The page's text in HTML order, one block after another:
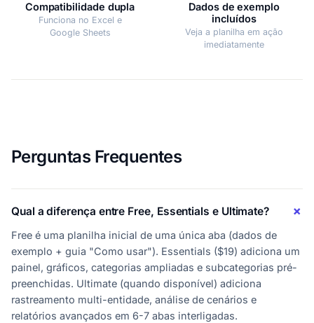
Compatibilidade dupla
Funciona no Excel e
Google Sheets
Dados de exemplo
incluídos
Veja a planilha em ação
imediatamente
Perguntas Frequentes
Qual a diferença entre Free, Essentials e Ultimate?
Free é uma planilha inicial de uma única aba (dados de
exemplo + guia "Como usar"). Essentials ($19) adiciona um
painel, gráficos, categorias ampliadas e subcategorias pré-
preenchidas. Ultimate (quando disponível) adiciona
rastreamento multi-entidade, análise de cenários e
relatórios avançados em 6-7 abas interligadas.